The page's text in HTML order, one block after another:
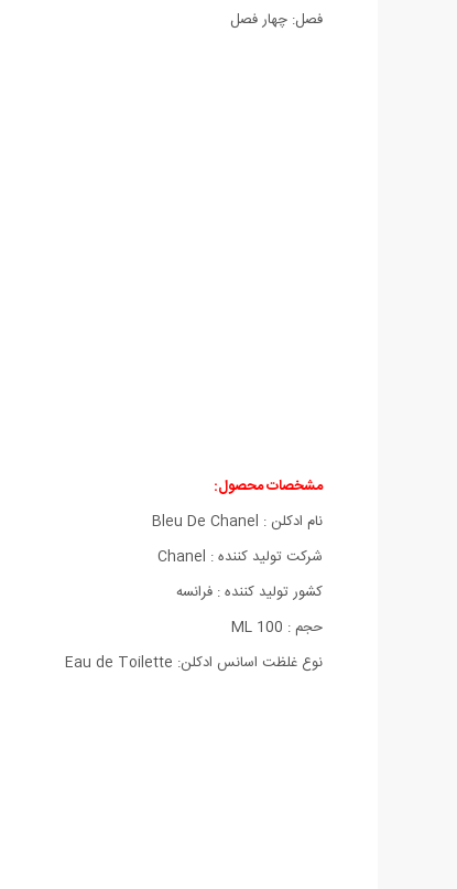
فصل: چهار فصل
مشخصات محصول:
نام ادکلن : Bleu De Chanel
شركت تولید كننده : Chanel
كشور تولید كننده : فرانسه
حجم : 100 ML
نوع غلظت اسانس ادکلن: Eau de Toilette